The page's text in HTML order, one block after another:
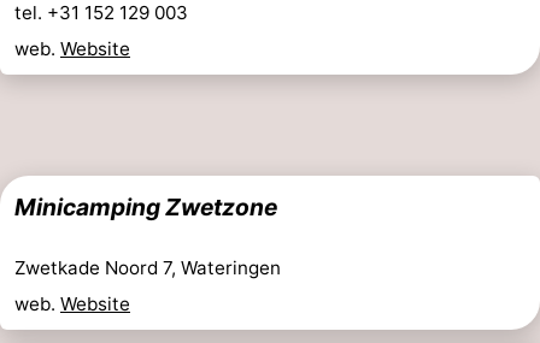
aan
Noordhollands
-
aan
Nature
-
tel. +31 152 129 003
web. Website
Minicamping Zwetzone
Zwetkade Noord 7, Wateringen
web. Website